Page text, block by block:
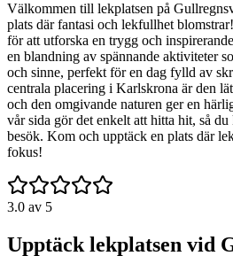
Välkommen till lekplatsen på
plats där fantasi och lekfullhet
för att utforska en trygg och
en blandning av spännande aktiviteter
och sinne, perfekt för en dag fylld av
centrala placering i Karlskrona är den
och den omgivande naturen ger en
vår sida gör det enkelt att hitta hit, så
besök. Kom och upptäck en plats där
fokus!
3.0 av 5
Upptäck lekplatsen vid